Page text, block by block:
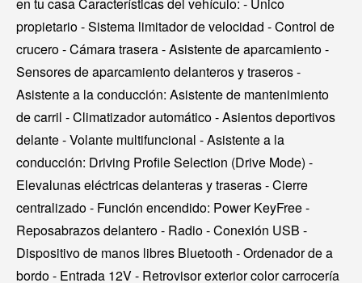
en tu casa Características del vehículo: - Único
propietario - Sistema limitador de velocidad - Control de
crucero - Cámara trasera - Asistente de aparcamiento -
Sensores de aparcamiento delanteros y traseros -
Asistente a la conducción: Asistente de mantenimiento
de carril - Climatizador automático - Asientos deportivos
delante - Volante multifuncional - Asistente a la
conducción: Driving Profile Selection (Drive Mode) -
Elevalunas eléctricas delanteras y traseras - Cierre
centralizado - Función encendido: Power KeyFree -
Reposabrazos delantero - Radio - Conexión USB -
Dispositivo de manos libres Bluetooth - Ordenador de a
bordo - Entrada 12V - Retrovisor exterior color carrocería